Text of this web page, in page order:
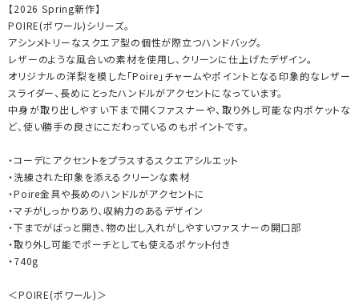
【2026 Spring新作】
POIRE(ポワール)シリーズ。
アシンメトリーなスクエア型の個性が際立つハンドバッグ。
レザーのような風合いの素材を使用し、クリーンに仕上げたデザイン。
オリジナルの洋梨を模した「Poire」チャームやポイントとなる印象的なレザー
スライダー、長めにとったハンドルがアクセントになっています。
中身が取り出しやすい下まで開くファスナーや、取り外し可能な内ポケットな
ど、使い勝手の良さにこだわっているのもポイントです。
・コーデにアクセントをプラスするスクエアシルエット
・洗練された印象を添えるクリーンな素材
・Poire金具や長めのハンドルがアクセントに
・マチがしっかりあり、収納力のあるデザイン
・下までがばっと開き、物の出し入れがしやすいファスナーの開口部
・取り外し可能でポーチとしても使えるポケット付き
・740g
＜POIRE(ポワール)＞